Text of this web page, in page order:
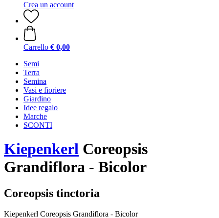
Crea un account
Carrello € 0,00
Semi
Terra
Semina
Vasi e fioriere
Giardino
Idee regalo
Marche
SCONTI
Kiepenkerl Coreopsis
Grandiflora - Bicolor
Coreopsis tinctoria
Kiepenkerl Coreopsis Grandiflora - Bicolor